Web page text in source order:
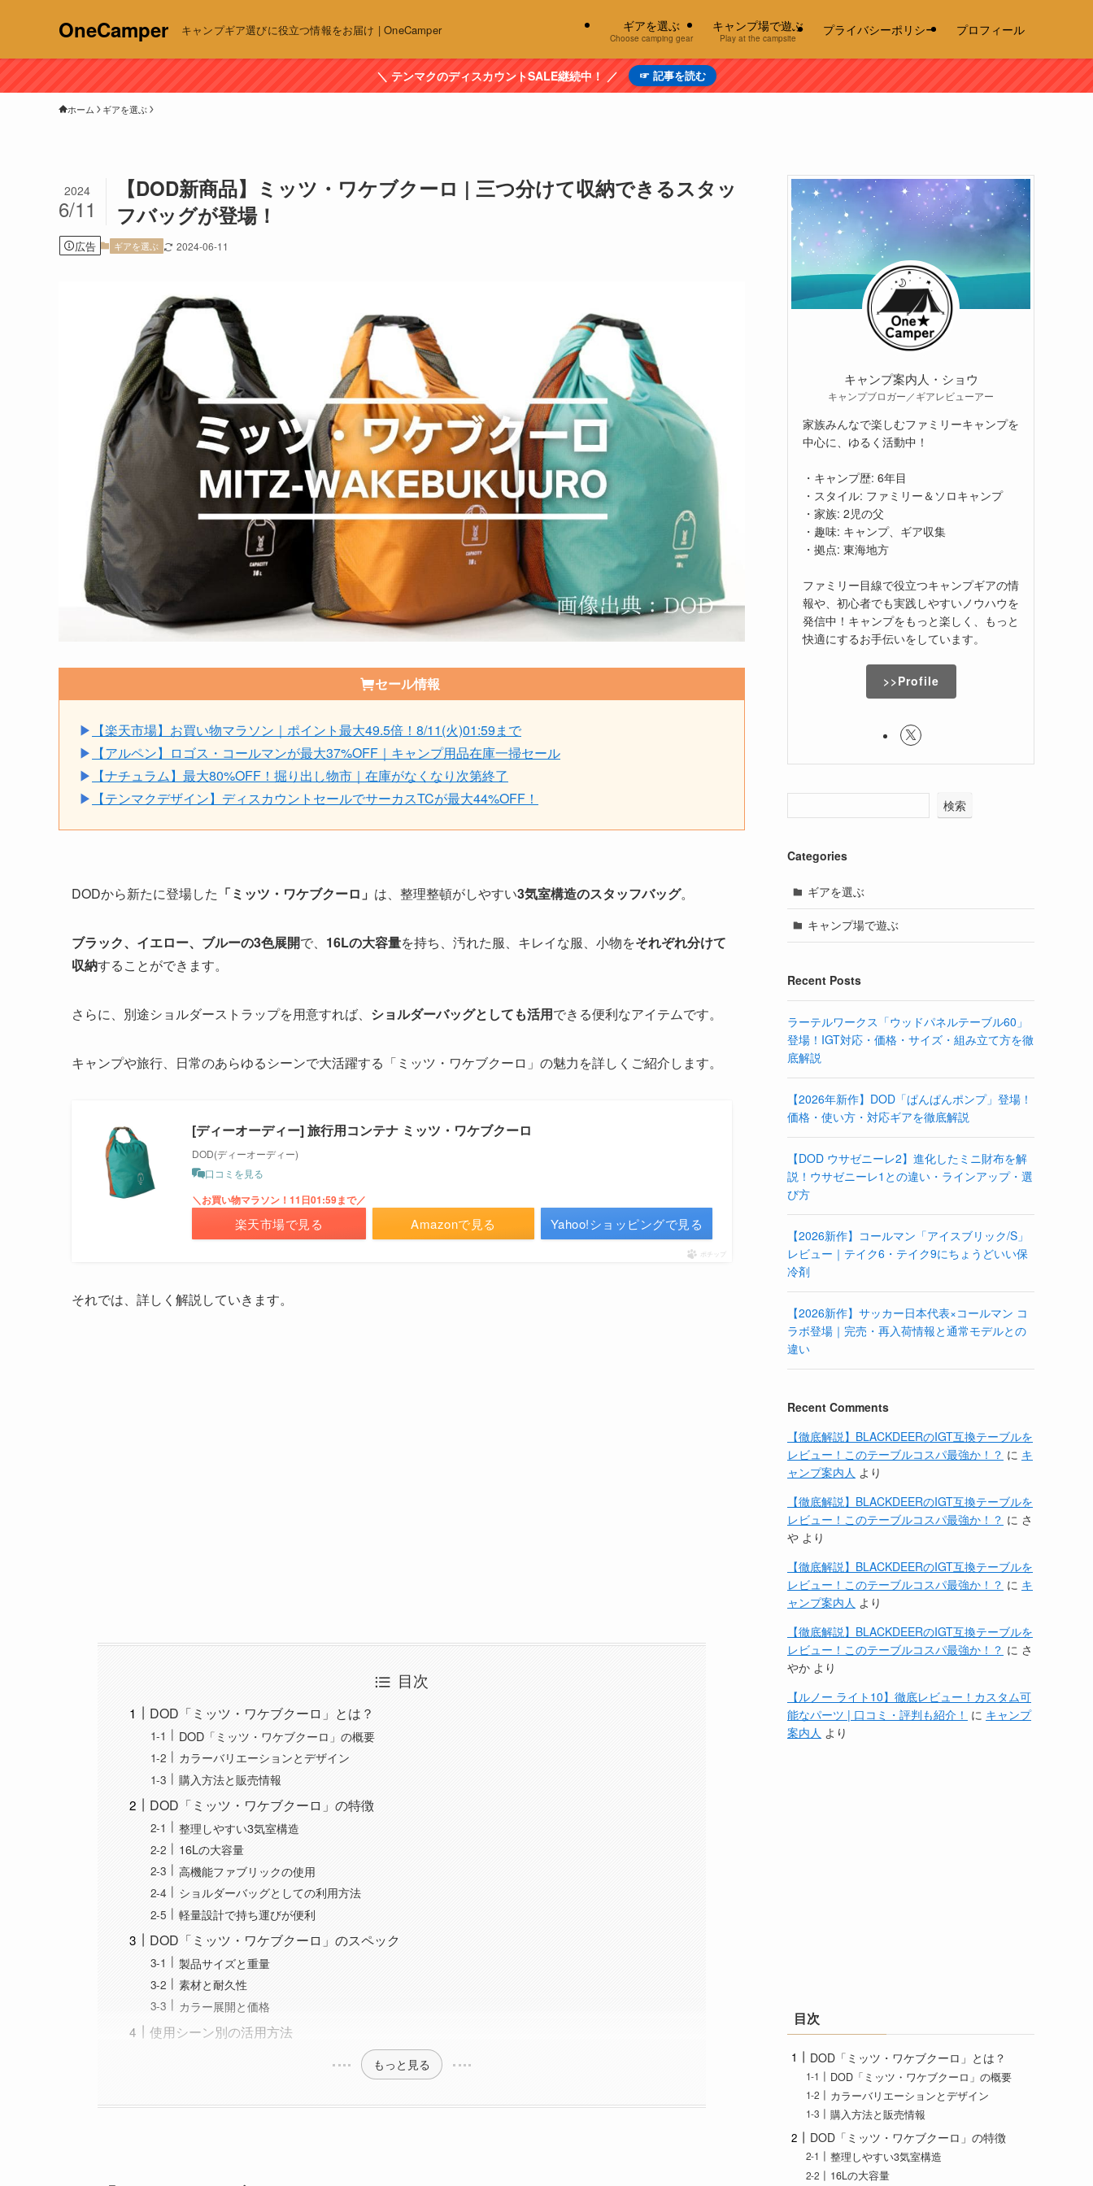
OneCamper キャンプギア選びに役立つ情報をお届け | OneCamper ギアを選ぶ
Choose camping gear
キャンプ場で遊ぶ
Play at the campsite
プライバシーポリシー プロフィール
＼ テンマクのディスカウントSALE継続中！ ／ ☞ 記事を読む
ホーム ギアを選ぶ
【DOD新商品】ミッツ・ワケブクーロ | 三つ分けて収納できるスタッ
フバッグが登場！
2024
6/11
広告 ギアを選ぶ 2024-06-11
セール情報
▶ 【楽天市場】お買い物マラソン｜ポイント最大49.5倍！8/11(火)01:59まで
▶ 【アルペン】ロゴス・コールマンが最大37%OFF｜キャンプ用品在庫一掃セール
▶ 【ナチュラム】最大80%OFF！掘り出し物市｜在庫がなくなり次第終了
▶ 【テンマクデザイン】ディスカウントセールでサーカスTCが最大44%OFF！
DODから新たに登場した 「ミッツ・ワケブクーロ」 は、整理整頓がしやすい3気室構造のスタッフバッグ。
ブラック、イエロー、ブルーの3色展開で、 16Lの大容量を持ち、汚れた服、キレイな服、小物をそれぞれ分けて
収納することができます。
さらに、別途ショルダーストラップを用意すれば、 ショルダーバッグとしても活用できる便利なアイテムです。
キャンプや旅行、日常のあらゆるシーンで大活躍する「ミッツ・ワケブクーロ」の魅力を詳しくご紹介します。
[ディーオーディー] 旅行用コンテナ ミッツ・ワケブクーロ
DOD(ディーオーディー)
口コミを見る
Amazonで見る
＼お買い物マラソン！11日01:59まで／
楽天市場で見る Yahoo!ショッピングで見る
ポチップ
それでは、詳しく解説していきます。
目次
DOD「ミッツ・ワケブクーロ」とは？
DOD「ミッツ・ワケブクーロ」の概要
カラーバリエーションとデザイン
購入方法と販売情報
DOD「ミッツ・ワケブクーロ」の特徴
整理しやすい3気室構造
16Lの大容量
高機能ファブリックの使用
ショルダーバッグとしての利用方法
軽量設計で持ち運びが便利
DOD「ミッツ・ワケブクーロ」のスペック
製品サイズと重量
素材と耐久性
カラー展開と価格
使用シーン別の活用方法
もっと見る
キャンプ案内人・ショウ
キャンプブロガー／ギアレビューアー
家族みんなで楽しむファミリーキャンプを
中心に、ゆるく活動中！
・キャンプ歴: 6年目
・スタイル: ファミリー＆ソロキャンプ
・家族: 2児の父
・趣味: キャンプ、ギア収集
・拠点: 東海地方
ファミリー目線で役立つキャンプギアの情
報や、初心者でも実践しやすいノウハウを
発信中！キャンプをもっと楽しく、もっと
快適にするお手伝いをしています。
>>Profile
検索
Categories
ギアを選ぶ
キャンプ場で遊ぶ
Recent Posts
ラーテルワークス「ウッドパネルテーブル60」
登場！IGT対応・価格・サイズ・組み立て方を徹
底解説
【2026年新作】DOD「ぱんぱんポンプ」登場！
価格・使い方・対応ギアを徹底解説
【DOD ウサゼニーレ2】進化したミニ財布を解
説！ウサゼニーレ1との違い・ラインアップ・選
び方
【2026新作】コールマン「アイスブリック/S」
レビュー｜テイク6・テイク9にちょうどいい保
冷剤
【2026新作】サッカー日本代表×コールマン コ
ラボ登場｜完売・再入荷情報と通常モデルとの
違い
Recent Comments
【徹底解説】BLACKDEERのIGT互換テーブルを
レビュー！このテーブルコスパ最強か！？ に キ
ャンプ案内人 より
【徹底解説】BLACKDEERのIGT互換テーブルを
レビュー！このテーブルコスパ最強か！？ に さ
や より
【徹底解説】BLACKDEERのIGT互換テーブルを
レビュー！このテーブルコスパ最強か！？ に キ
ャンプ案内人 より
【徹底解説】BLACKDEERのIGT互換テーブルを
レビュー！このテーブルコスパ最強か！？ に さ
やか より
【ルノー ライト10】徹底レビュー！カスタム可
能なパーツ | 口コミ・評判も紹介！ に キャンプ
案内人 より
目次
DOD「ミッツ・ワケブクーロ」とは？
DOD「ミッツ・ワケブクーロ」の概要
カラーバリエーションとデザイン
購入方法と販売情報
DOD「ミッツ・ワケブクーロ」の特徴
整理しやすい3気室構造
16Lの大容量